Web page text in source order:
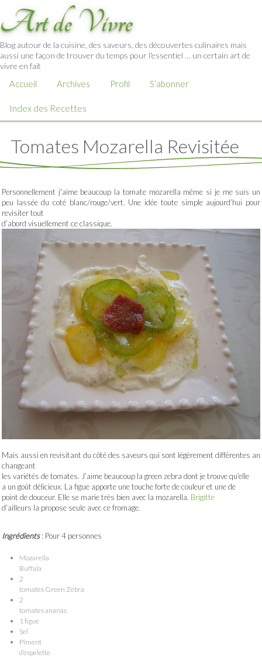
Art de Vivre
Blog autour de la cuisine, des saveurs, des découvertes culinaires mais
aussi une façon de trouver du temps pour l'essentiel … un certain art de
vivre en fait
Accueil Archives Profil S’abonner
Index des Recettes
Tomates Mozarella Revisitée
Personnellement j'aime beaucoup la tomate mozarella même si je me suis un
peu lassée du coté blanc/rouge/vert. Une idée toute simple aujourd’hui pour
revisiter tout
d’abord visuellement ce classique.
Mais aussi en revisitant du côté des saveurs qui sont légèrement différentes an
changeant
les variétés de tomates. J’aime beaucoup la green zebra dont je trouve qu’elle
a un goût délicieux. La figue apporte une touche forte de couleur et une de
point de douceur. Elle se marie très bien avec la mozarella. Brigitte
d’ailleurs la propose seule avec ce fromage.
Ingrédients: Pour 4 personnes
Mozarella
Buffala
2
tomates Green Zebra
2
tomates ananas
1 figue
Sel
Piment
d’espelette